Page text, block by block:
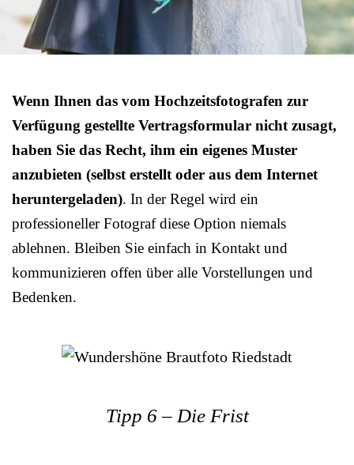
Wenn Ihnen das vom Hochzeitsfotografen zur
Verfügung gestellte Vertragsformular nicht zusagt,
haben Sie das Recht, ihm ein eigenes Muster
anzubieten (selbst erstellt oder aus dem Internet
heruntergeladen). In der Regel wird ein
professioneller Fotograf diese Option niemals
ablehnen. Bleiben Sie einfach in Kontakt und
kommunizieren offen über alle Vorstellungen und
Bedenken.
Tipp 6 – Die Frist